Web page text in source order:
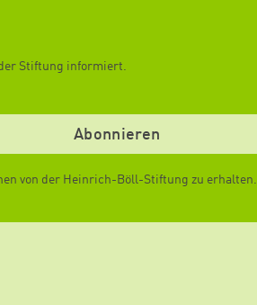
Stiftung informiert.
von der Heinrich-Böll-Stiftung zu erhalten.